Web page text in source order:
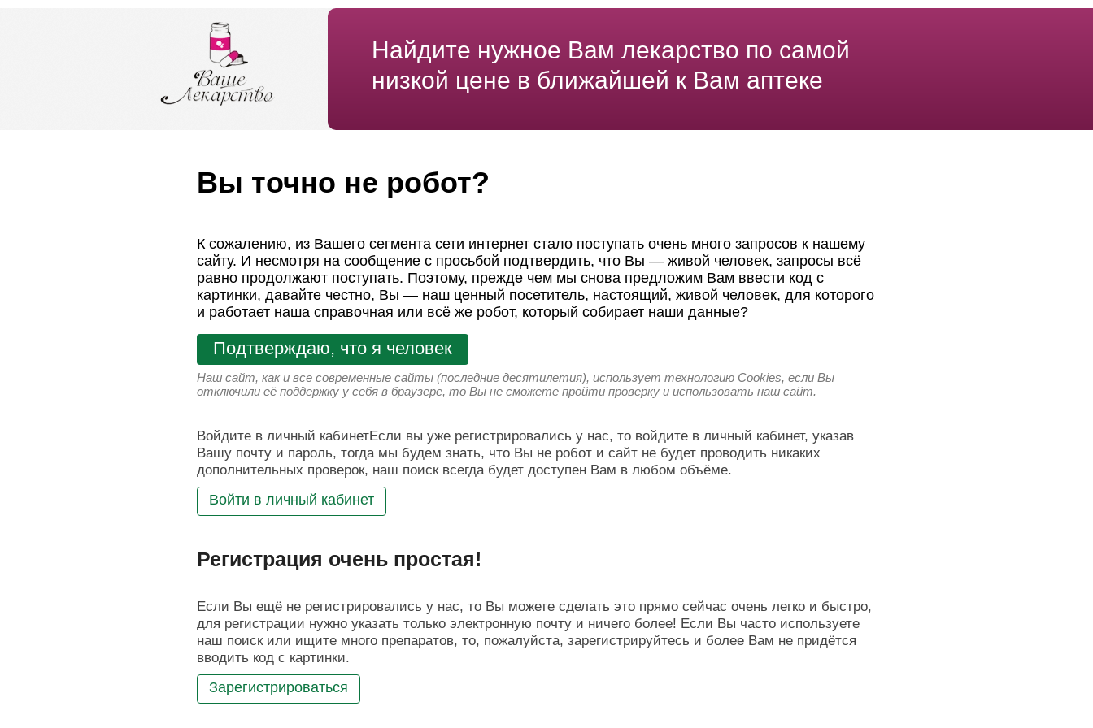
Найдите нужное Вам лекарство по самой
низкой цене в ближайшей к Вам аптеке
Вы точно не робот?
К сожалению, из Вашего сегмента сети интернет стало поступать очень много запросов к нашему
сайту. И несмотря на сообщение с просьбой подтвердить, что Вы — живой человек, запросы всё
равно продолжают поступать. Поэтому, прежде чем мы снова предложим Вам ввести код с
картинки, давайте честно, Вы — наш ценный посетитель, настоящий, живой человек, для которого
и работает наша справочная или всё же робот, который собирает наши данные?
Подтверждаю, что я человек
Наш сайт, как и все современные сайты (последние десятилетия), использует технологию Cookies, если Вы
отключили её поддержку у себя в браузере, то Вы не сможете пройти проверку и использовать наш сайт.
Войдите в личный кабинетЕсли вы уже регистрировались у нас, то войдите в личный кабинет, указав
Вашу почту и пароль, тогда мы будем знать, что Вы не робот и сайт не будет проводить никаких
дополнительных проверок, наш поиск всегда будет доступен Вам в любом объёме.
Войти в личный кабинет
Регистрация очень простая!
Если Вы ещё не регистрировались у нас, то Вы можете сделать это прямо сейчас очень легко и быстро,
для регистрации нужно указать только электронную почту и ничего более! Если Вы часто используете
наш поиск или ищите много препаратов, то, пожалуйста, зарегистрируйтесь и более Вам не придётся
вводить код с картинки.
Зарегистрироваться